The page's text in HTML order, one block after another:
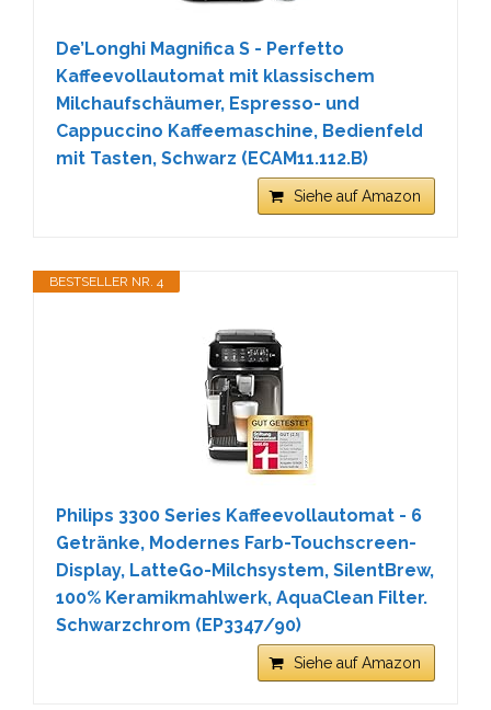
De’Longhi Magnifica S - Perfetto
Kaffeevollautomat mit klassischem
Milchaufschäumer, Espresso- und
Cappuccino Kaffeemaschine, Bedienfeld
mit Tasten, Schwarz (ECAM11.112.B)
Siehe auf Amazon
BESTSELLER NR. 4
Philips 3300 Series Kaffeevollautomat - 6
Getränke, Modernes Farb-Touchscreen-
Display, LatteGo-Milchsystem, SilentBrew,
100% Keramikmahlwerk, AquaClean Filter.
Schwarzchrom (EP3347/90)
Siehe auf Amazon